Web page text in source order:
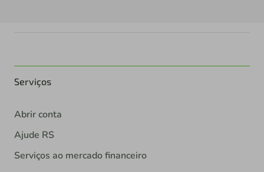
Serviços
Abrir conta
Ajude RS
Serviços ao mercado financeiro